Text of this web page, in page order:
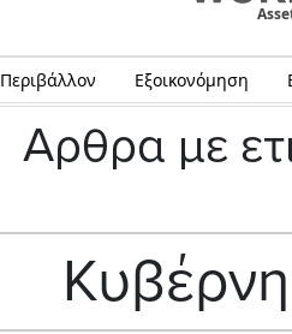
Περιβάλλον Εξοικονόμηση
Αρθρα με